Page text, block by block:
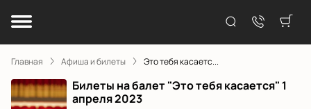
Главная Афиша и билеты Это тебя касаетс...
Билеты на балет "Это тебя касается" 1
апреля 2023